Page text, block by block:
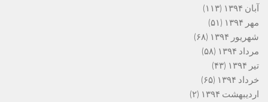
آبان ۱۳۹۴
(۱۱۳)
مهر ۱۳۹۴
(۵۱)
شهریور ۱۳۹۴
(۶۸)
مرداد ۱۳۹۴
(۵۸)
تیر ۱۳۹۴
(۴۳)
خرداد ۱۳۹۴
(۶۵)
اردیبهشت ۱۳۹۴
(۲)